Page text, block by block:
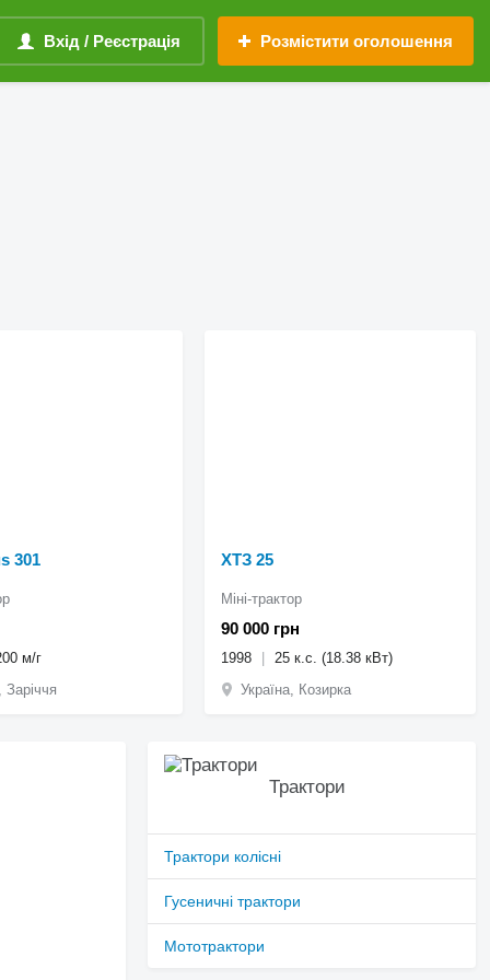
Вхід / Реєстрація Розмістити оголошення
301
м/г
Заріччя
ХТЗ 25
90 000 грн
Міні-трактор
1998
25 к.с. (18.38 кВт)
Україна, Козирка
Трактори
Трактори колісні
Гусеничні трактори
Мототрактори